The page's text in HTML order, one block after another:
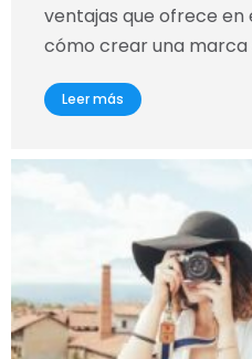
ventajas que ofrece
cómo crear una marca
Leer más